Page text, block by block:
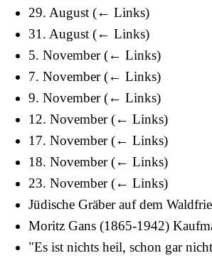
29. August (← Links)
31. August (← Links)
5. November (← Links)
7. November (← Links)
9. November (← Links)
12. November (← Links)
17. November (← Links)
18. November (← Links)
23. November (← Links)
Jüdische Gräber auf dem
Moritz Gans (1865-1942)
"Es ist nichts heil, schon gar